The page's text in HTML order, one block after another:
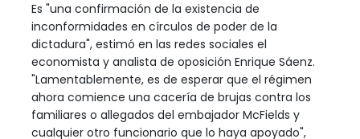
Es "una confirmación de la existencia de
inconformidades en círculos de poder de la
dictadura", estimó en las redes sociales el
economista y analista de oposición Enrique Sáenz.
"Lamentablemente, es de esperar que el régimen
ahora comience una cacería de brujas contra los
familiares o allegados del embajador McFields y
cualquier otro funcionario que lo haya apoyado",